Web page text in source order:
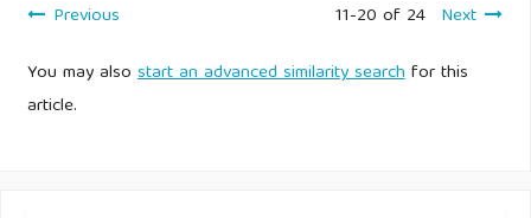
Previous
11-20 of 24 Next
You may alsostart an advanced similarity searchfor this
article.